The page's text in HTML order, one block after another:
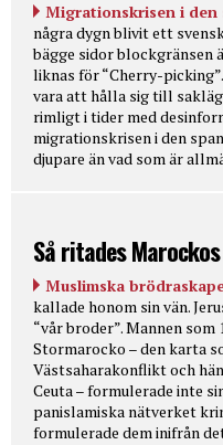
Migrationskrisen i den
några dygn blivit ett
bägge sidor blockgränsen
liknas för “Cherry-
vara att hålla sig till
rimligt i tider med
migrationskrisen i den
djupare än vad som är
Så ritades
Muslimska
kallade honom sin vän.
“vår broder”. Mannen
Stormarocko – den karta
Västsaharakonflikt och
Ceuta – formulerade inte
panislamiska nätverket
formulerade dem inifrån